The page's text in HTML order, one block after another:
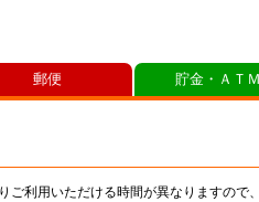
ご利用いただける時間が異なりますので
郵便 貯金・ＡＴ